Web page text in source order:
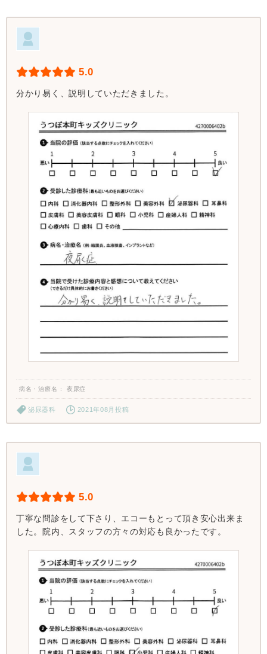
5.0
分かり易く、説明していただきました。
病名・治療名 夜尿症
泌尿器科 2021年08月投稿
5.0
丁寧な問診をして下さり、エコーもとって頂き安心出来ま
した。院内、スタッフの方々の対応も良かったです。